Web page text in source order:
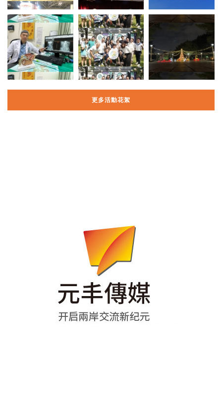
更多活動花絮